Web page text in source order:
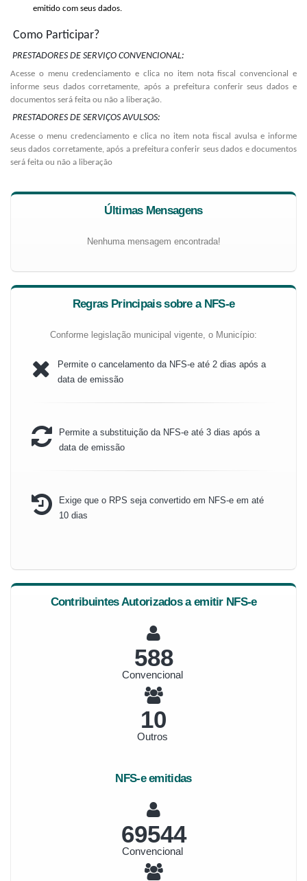
emitido com seus dados.
Como Participar?
PRESTADORES DE SERVIÇO CONVENCIONAL:
Acesse o menu credenciamento e clica no item nota fiscal convencional e
informe seus dados corretamente, após a prefeitura conferir seus dados e
documentos será feita ou não a liberação.
PRESTADORES DE SERVIÇOS AVULSOS:
Acesse o menu credenciamento e clica no item nota fiscal avulsa e informe
seus dados corretamente, após a prefeitura conferir seus dados e documentos
será feita ou não a liberação
Últimas Mensagens
Nenhuma mensagem encontrada!
Regras Principais sobre a NFS-e
Conforme legislação municipal vigente, o Município:
Permite o cancelamento da NFS-e até 2 dias após a
data de emissão
Permite a substituição da NFS-e até 3 dias após a
data de emissão
Exige que o RPS seja convertido em NFS-e em até
10 dias
Contribuintes Autorizados a emitir NFS-e
655
Convencional
11
Outros
NFS-e emitidas
77568
Convencional